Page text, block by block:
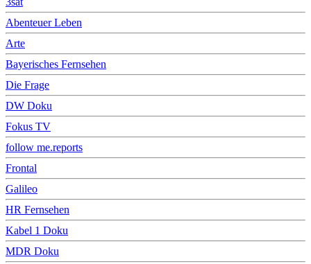
Abenteuer Leben
Arte
Bayerisches Fernsehen
Die Frage
DW Doku
Fokus TV
follow me.reports
Frontal
Galileo
HR Fernsehen
Kabel 1 Doku
MDR Doku